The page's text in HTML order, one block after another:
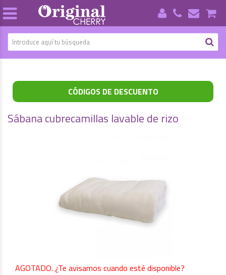
CÓDIGOS DE DESCUENTO
Sábana cubrecamillas lavable de rizo
AGOTADO. ¿Te avisamos cuando esté disponible?